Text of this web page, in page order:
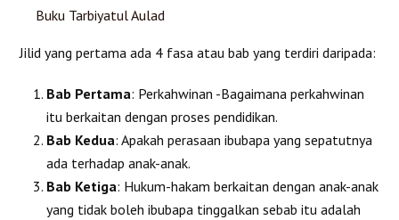
Buku Tarbiyatul Aulad
Jilid yang pertama ada 4 fasa atau bab yang terdiri daripada:
Bab Pertama: Perkahwinan -Bagaimana perkahwinan
itu berkaitan dengan proses pendidikan.
Bab Kedua: Apakah perasaan ibubapa yang sepatutnya
ada terhadap anak-anak.
Bab Ketiga: Hukum-hakam berkaitan dengan anak-anak
yang tidak boleh ibubapa tinggalkan sebab itu adalah